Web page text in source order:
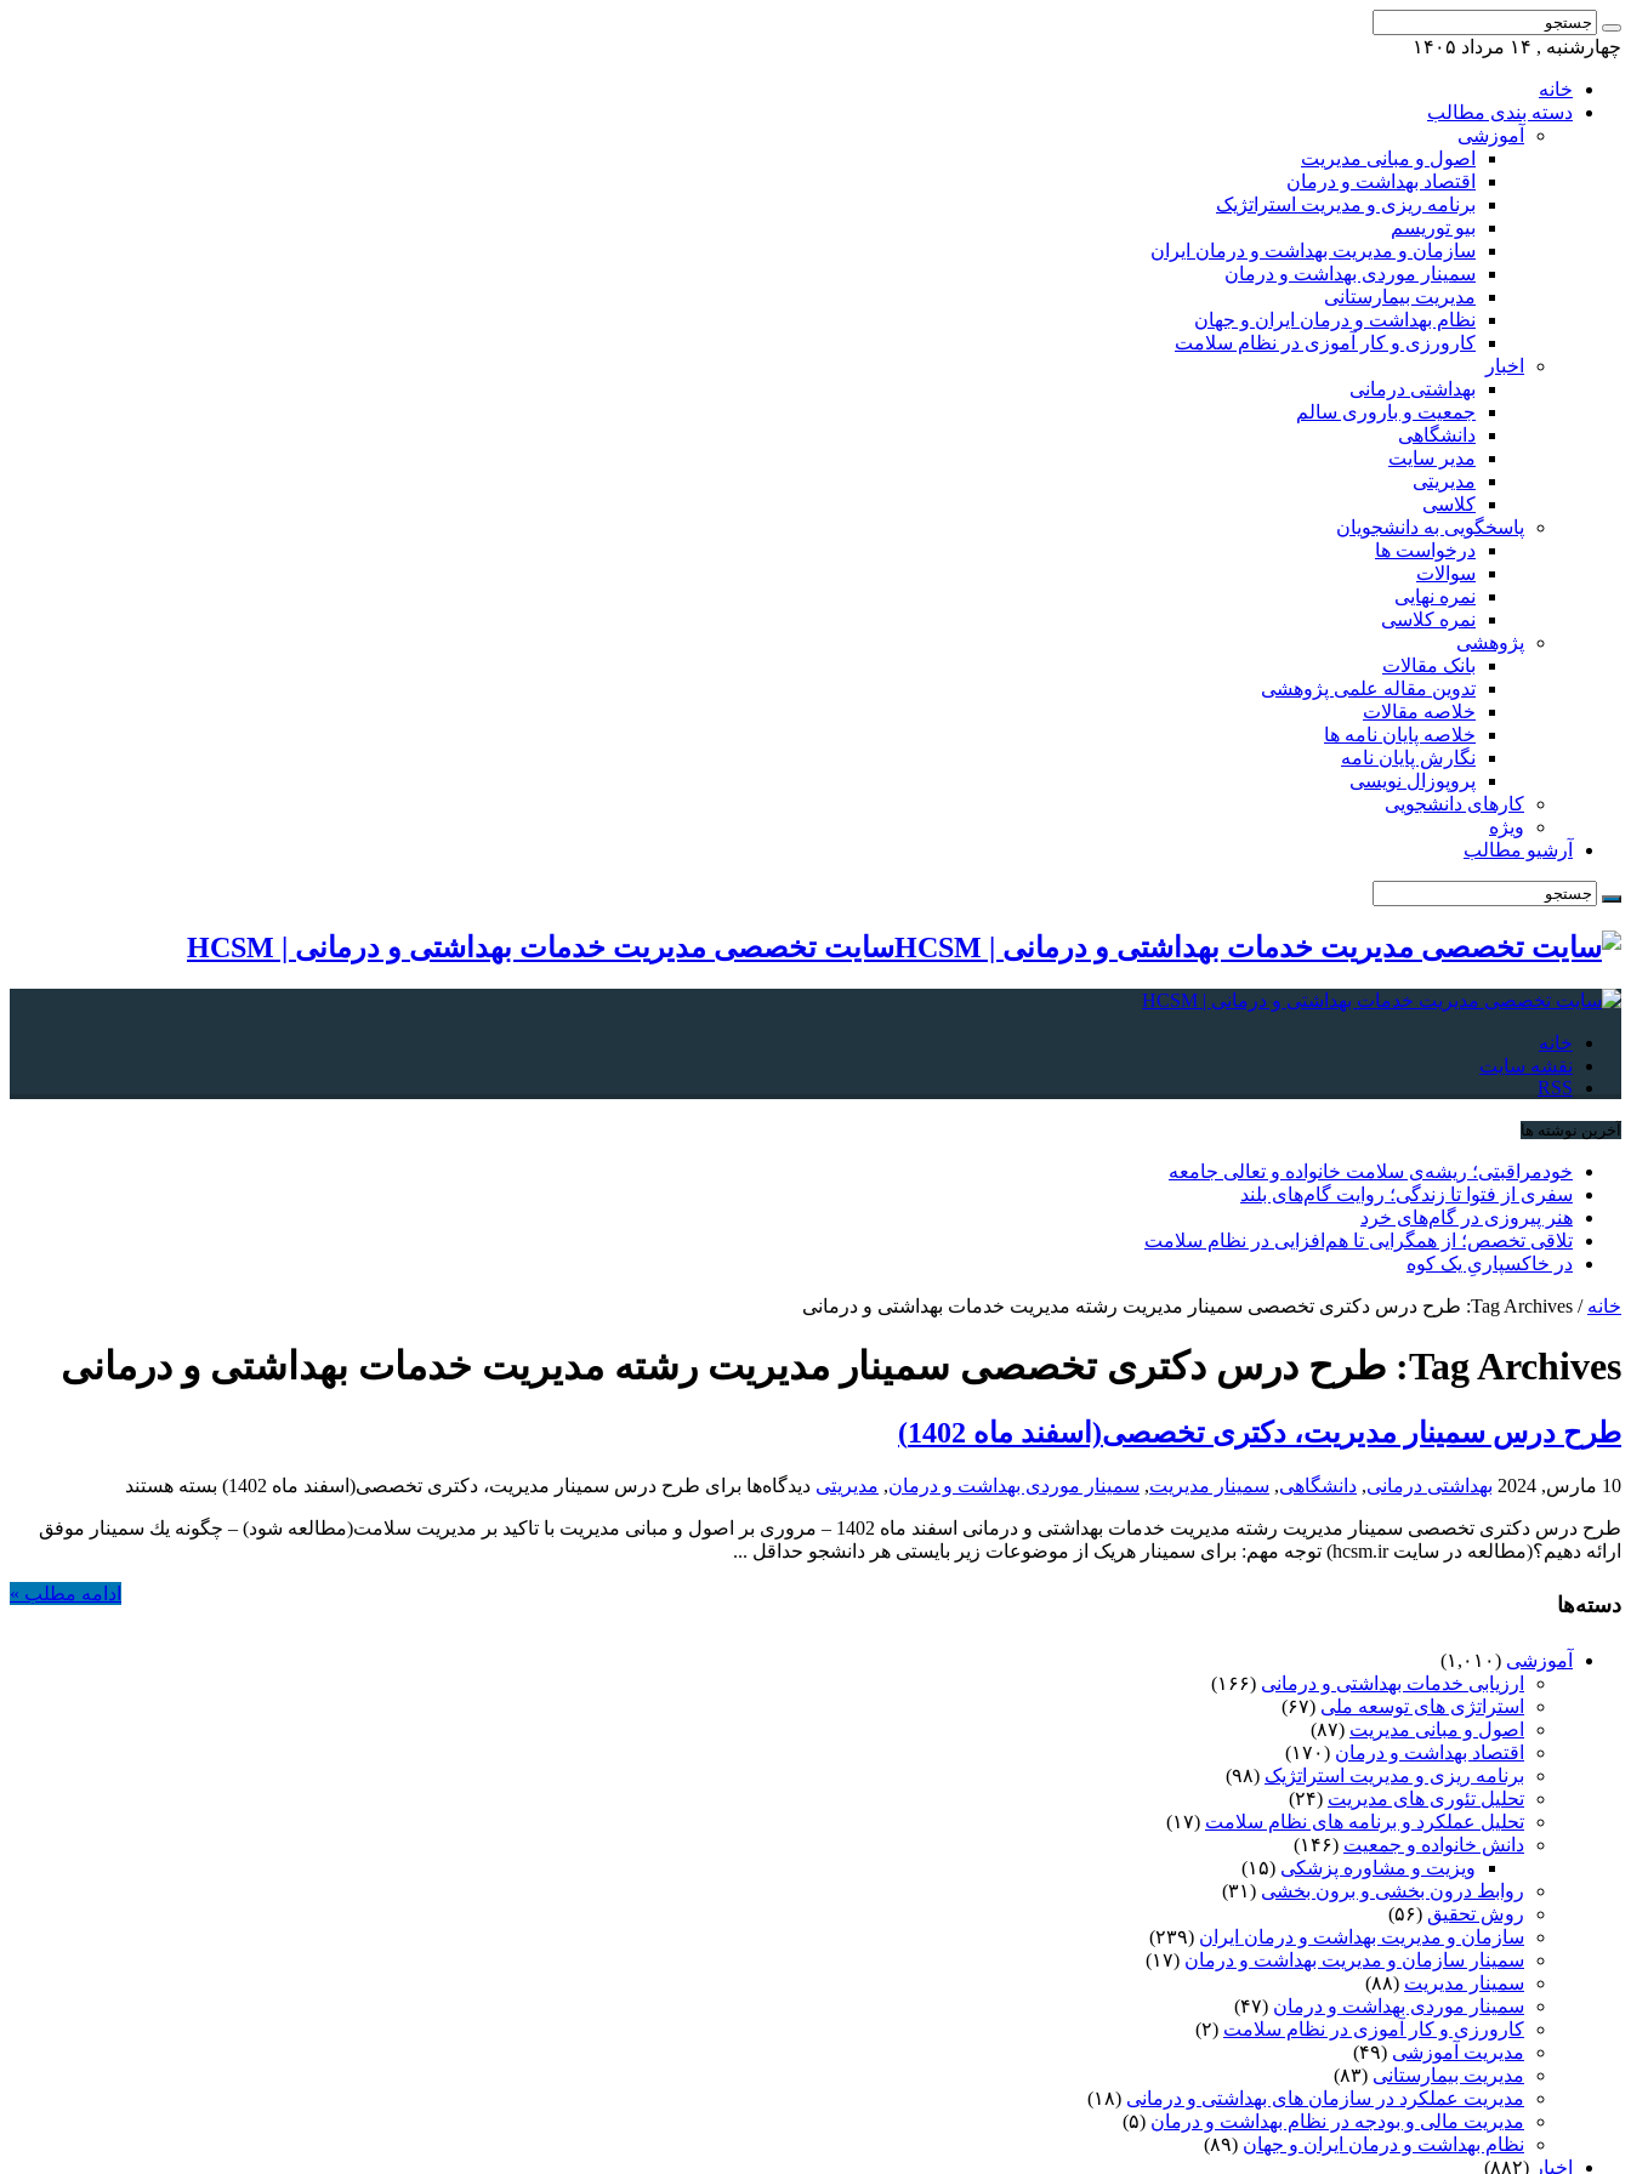
چهارشنبه , ۱۴ مرداد ۱۴۰۵
خانه
دسته بندی مطالب
آموزشی
اصول و مبانی مدیریت
اقتصاد بهداشت و درمان
برنامه ریزی و مدیریت استراتژیک
بیو توریسم
سازمان و مدیریت بهداشت و درمان ایران
سمینار موردی بهداشت و درمان
مدیریت بیمارستانی
نظام بهداشت و درمان ایران و جهان
کارورزی و کار آموزی در نظام سلامت
اخبار
بهداشتی درمانی
جمعیت و باروری سالم
دانشگاهی
مدیر سایت
مدیریتی
کلاسی
پاسخگویی به دانشجویان
درخواست ها
سوالات
نمره نهایی
نمره کلاسی
پژوهشی
بانک مقالات
تدوین مقاله علمی پژوهشی
خلاصه مقالات
خلاصه پایان نامه ها
نگارش پایان نامه
پروپوزال نویسی
کارهای دانشجویی
ویژه
آرشیو مطالب
سایت تخصصی مدیریت خدمات بهداشتی و درمانی | HCSM
خانه
نقشه سایت
RSS
آخرین نوشته ها
خودمراقبتی؛ ریشه‌ی سلامت خانواده و تعالی جامعه
سفری از فتوا تا زندگی؛ روایت گام‌های بلند
هنر پیروزی در گام‌های خرد
تلاقی تخصص؛ از همگرایی تا هم‌افزایی در نظام سلامت
در خاکسپاریِ یک کوه
خانه / Tag Archives: طرح درس دکتری تخصصی سمینار مدیریت رشته مدیریت خدمات بهداشتی و درمانی
Tag Archives: طرح درس دکتری تخصصی سمینار مدیریت رشته مدیریت خدمات بهداشتی و درمانی
طرح درس سمینار مدیریت، دکتری تخصصی(اسفند ماه 1402)
10 مارس, 2024 بهداشتی درمانی, دانشگاهی, سمینار مدیریت, سمینار موردی بهداشت و درمان, مدیریتی دیدگاه‌ها برای طرح درس سمینار مدیریت، دکتری تخصصی(اسفند ماه 1402) بسته هستند
طرح درس دکتری تخصصی سمینار مدیریت رشته مدیریت خدمات بهداشتی و درمانی اسفند ماه 1402 – مروری بر اصول و مبانی مدیریت با تاکید بر مدیریت سلامت(مطالعه شود) – ﭼﮕﻮﻧﻪ ﻳﻚ ﺳﻤﻴﻨﺎﺭ ﻣﻮﻓﻖ
ﺍﺭﺍﺋﻪ ﺩﻫﻴﻢ؟(مطالعه در سایت hcsm.ir) توجه مهم: برای سمینار هریک از موضوعات زیر بایستی هر دانشجو حداقل ...
ادامه مطلب » دسته‌ها
آموزشی (۱,۰۱۰)
ارزیابی خدمات بهداشتی و درمانی (۱۶۶)
استراتژی های توسعه ملی (۶۷)
اصول و مبانی مدیریت (۸۷)
اقتصاد بهداشت و درمان (۱۷۰)
برنامه ریزی و مدیریت استراتژیک (۹۸)
تحلیل تئوری های مدیریت (۲۴)
تحلیل عملکرد و برنامه های نظام سلامت (۱۷)
دانش خانواده و جمعیت (۱۴۶)
ویزیت و مشاوره پزشکی (۱۵)
روابط درون بخشی و برون بخشی (۳۱)
روش تحقیق (۵۶)
سازمان و مدیریت بهداشت و درمان ایران (۲۳۹)
سمینار سازمان و مدیریت بهداشت و درمان (۱۷)
سمینار مدیریت (۸۸)
سمینار موردی بهداشت و درمان (۴۷)
کارورزی و کار آموزی در نظام سلامت (۲)
مدیریت آموزشی (۴۹)
مدیریت بیمارستانی (۸۳)
مدیریت عملکرد در سازمان های بهداشتی و درمانی (۱۸)
مدیریت مالی و بودجه در نظام بهداشت و درمان (۵)
نظام بهداشت و درمان ایران و جهان (۸۹)
اخبار (۸۸۲)